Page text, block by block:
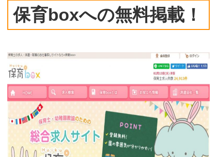
保育boxへの無料掲載！